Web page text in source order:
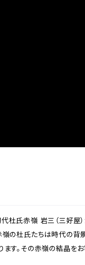
杜氏赤嶺 岩三（三好屋
の杜氏たちは時代の背
す。その赤嶺の結晶を